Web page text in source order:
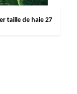
taille de haie 27